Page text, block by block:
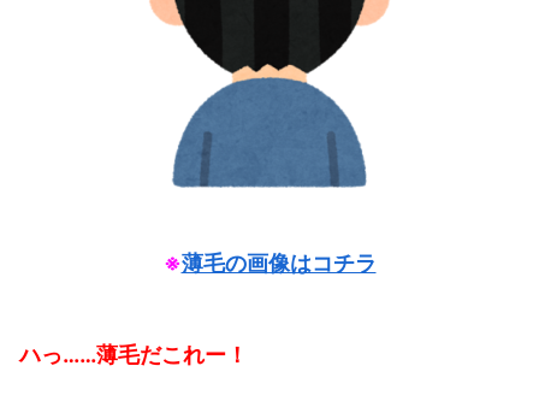
※薄毛の画像はコチラ
ハっ……薄毛だこれー！